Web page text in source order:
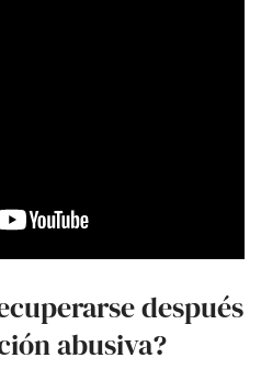
después
abusiva?